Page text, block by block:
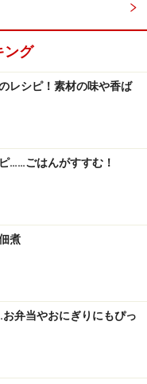
ンにもどし、
加えて混ぜ
ほど煮る。
ング
レシピ！素材の味や香ば
……ごはんがすすむ！
煮
弁当やおにぎりにもぴっ